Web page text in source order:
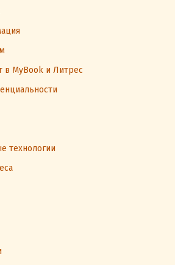
в MyBook и Литрес
технологии